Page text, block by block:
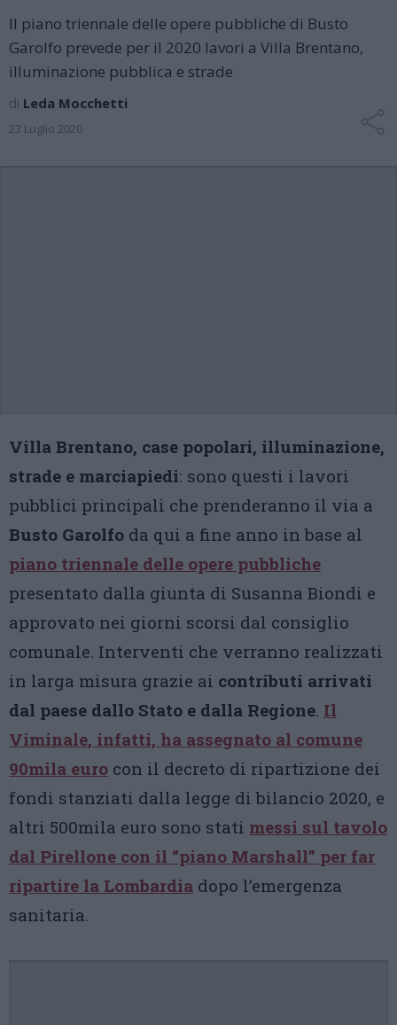
Il piano triennale delle opere pubbliche di Busto
Garolfo prevede per il 2020 lavori a Villa Brentano,
illuminazione pubblica e strade
di Leda Mocchetti
23 Luglio 2020
Villa Brentano, case popolari, illuminazione,
strade e marciapiedi: sono questi i lavori
pubblici principali che prenderanno il via a
Busto Garolfo da qui a fine anno in base al
piano triennale delle opere pubbliche
presentato dalla giunta di Susanna Biondi e
approvato nei giorni scorsi dal consiglio
comunale. Interventi che verranno realizzati
in larga misura grazie ai contributi arrivati
dal paese dallo Stato e dalla Regione. Il
Viminale, infatti, ha assegnato al comune
90mila euro con il decreto di ripartizione dei
fondi stanziati dalla legge di bilancio 2020, e
altri 500mila euro sono stati messi sul tavolo
dal Pirellone con il “piano Marshall” per far
ripartire la Lombardia dopo l’emergenza
sanitaria.